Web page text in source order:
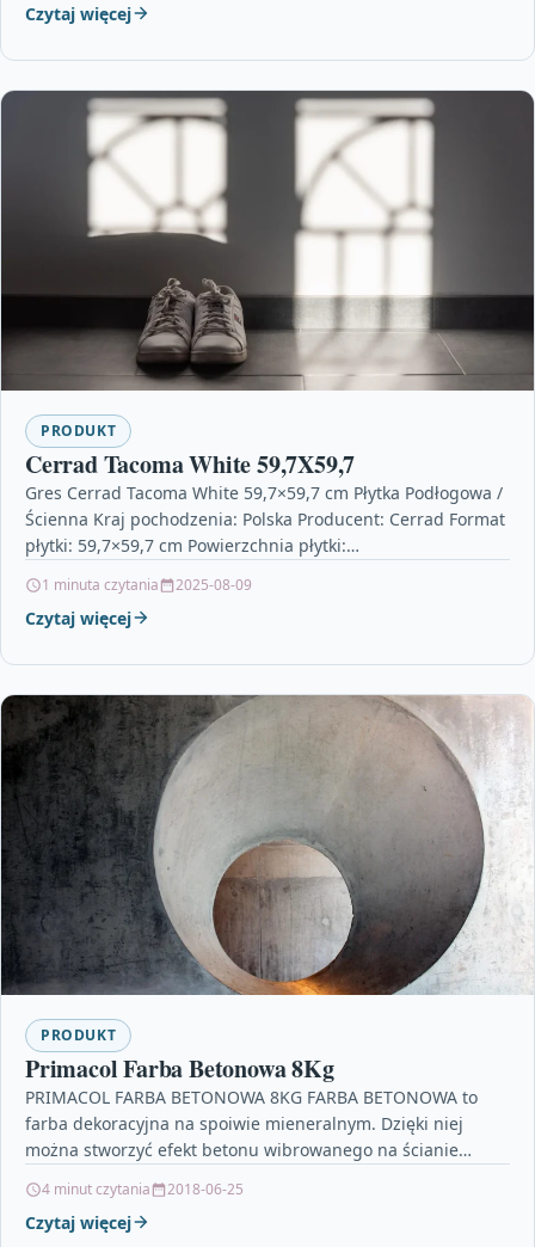
Czytaj więcej
PRODUKT
Cerrad Tacoma White 59,7X59,7
Gres Cerrad Tacoma White 59,7×59,7 cm Płytka Podłogowa /
Ścienna Kraj pochodzenia: Polska Producent: Cerrad Format
płytki: 59,7×59,7 cm Powierzchnia płytki:
1 minuta czytania 2025-08-09
Czytaj więcej
PRODUKT
Primacol Farba Betonowa 8Kg
PRIMACOL FARBA BETONOWA 8KG FARBA BETONOWA to
farba dekoracyjna na spoiwie mieneralnym. Dzięki niej
można stworzyć efekt betonu wibrowanego na ścianie
4 minut czytania 2018-06-25
Czytaj więcej